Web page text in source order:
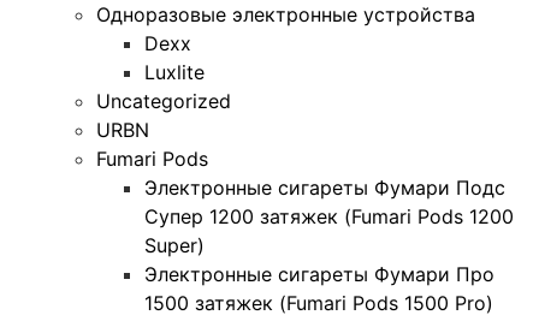
Одноразовые электронные устройства
Dexx
Luxlite
Uncategorized
URBN
Fumari Pods
Электронные сигареты Фумари Подс
Супер 1200 затяжек (Fumari Pods 1200
Super)
Электронные сигареты Фумари Про
1500 затяжек (Fumari Pods 1500 Pro)